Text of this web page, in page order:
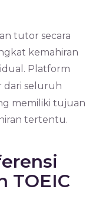
tutor secara
kemahiran
Platform
seluruh
memiliki tujuan
tertentu.
TOEIC